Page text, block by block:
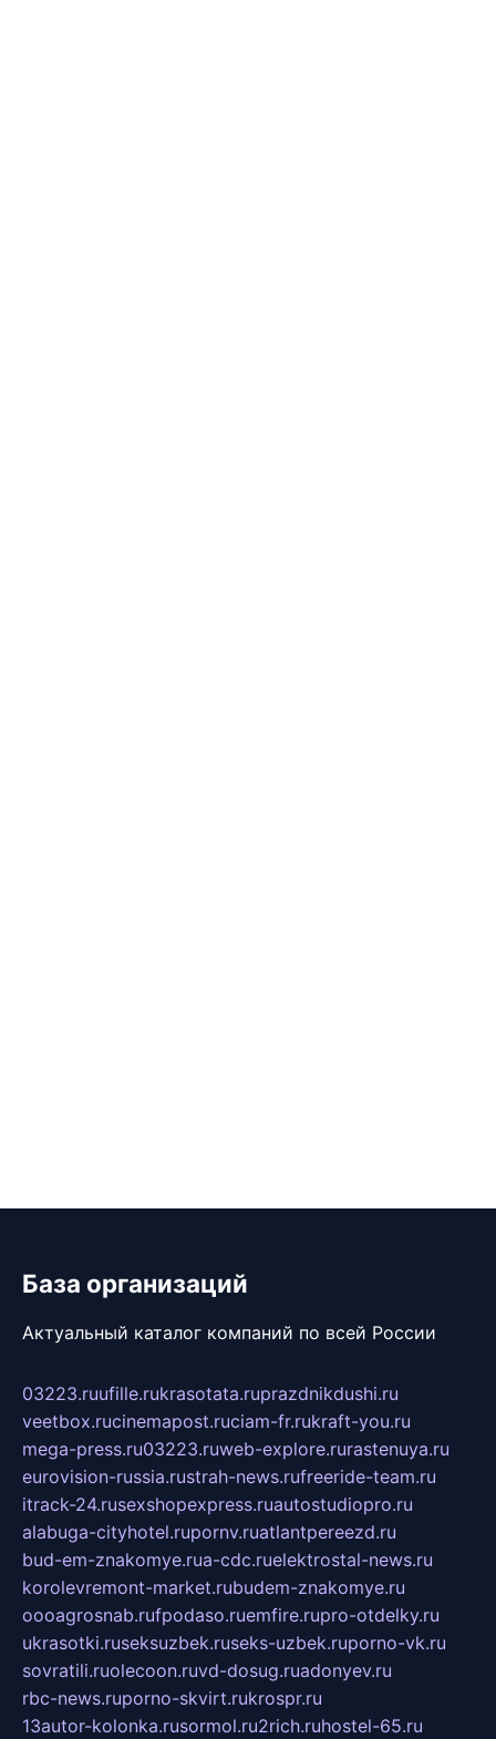
База организаций
Актуальный каталог компаний по всей России
03223.ruufille.rukrasotata.ruprazdnikdushi.ru
veetbox.rucinemapost.ruciam-fr.rukraft-you.ru
mega-press.ru03223.ruweb-explore.rurastenuya.ru
eurovision-russia.rustrah-news.rufreeride-team.ru
itrack-24.rusexshopexpress.ruautostudiopro.ru
alabuga-cityhotel.rupornv.ruatlantpereezd.ru
bud-em-znakomye.rua-cdc.ruelektrostal-news.ru
korolevremont-market.rubudem-znakomye.ru
oooagrosnab.rufpodaso.ruemfire.rupro-otdelky.ru
ukrasotki.ruseksuzbek.ruseks-uzbek.ruporno-vk.ru
sovratili.ruolecoon.ruvd-dosug.ruadonyev.ru
rbc-news.ruporno-skvirt.rukrospr.ru
13autor-kolonka.rusormol.ru2rich.ruhostel-65.ru